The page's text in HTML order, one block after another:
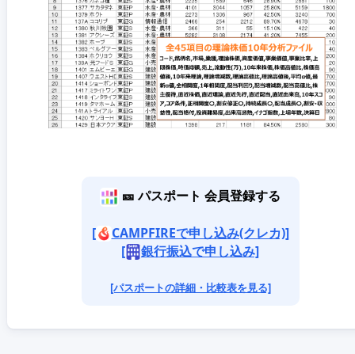
🎫 パスポート 会員登録する
[
CAMPFIREで申し込み(クレカ)]
[
銀行振込で申し込み]
[パスポートの詳細・比較表を見る]